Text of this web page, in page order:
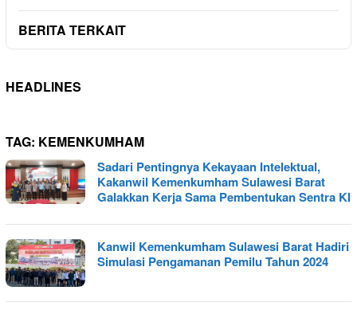
BERITA TERKAIT
HEADLINES
TAG: KEMENKUMHAM
Sadari Pentingnya Kekayaan Intelektual,
Kakanwil Kemenkumham Sulawesi Barat
Galakkan Kerja Sama Pembentukan Sentra KI
Kanwil Kemenkumham Sulawesi Barat Hadiri
Simulasi Pengamanan Pemilu Tahun 2024